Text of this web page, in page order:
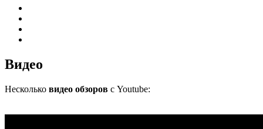
Видео
Несколько видео обзоров с Youtube: